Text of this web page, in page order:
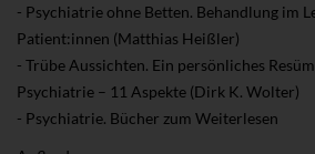
- Psychiatrie ohne Betten. Behandlung im
Patient:innen (Matthias Heißler)
- Trübe Aussichten. Ein persönliches
Psychiatrie – 11 Aspekte (Dirk K. Wolter)
- Psychiatrie. Bücher zum Weiterlesen